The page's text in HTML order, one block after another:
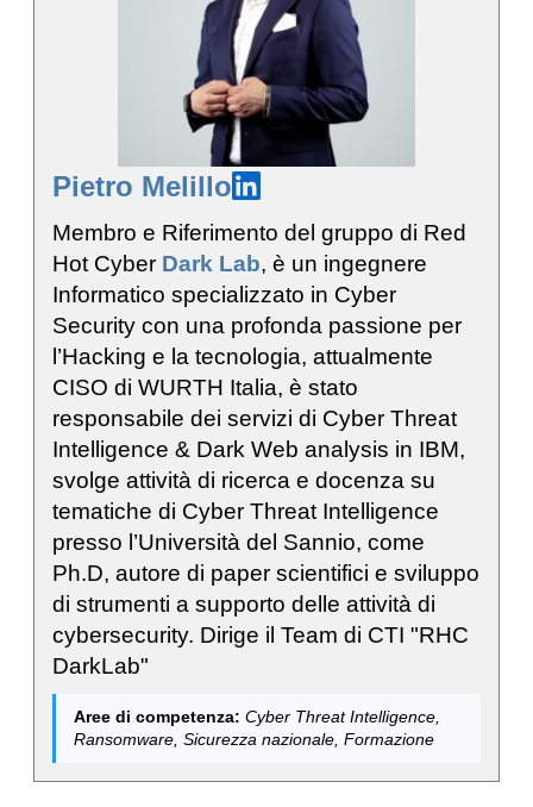
Pietro Melillo
Membro e Riferimento del gruppo di Red
Hot Cyber Dark Lab, è un ingegnere
Informatico specializzato in Cyber
Security con una profonda passione per
l’Hacking e la tecnologia, attualmente
CISO di WURTH Italia, è stato
responsabile dei servizi di Cyber Threat
Intelligence & Dark Web analysis in IBM,
svolge attività di ricerca e docenza su
tematiche di Cyber Threat Intelligence
presso l’Università del Sannio, come
Ph.D, autore di paper scientifici e sviluppo
di strumenti a supporto delle attività di
cybersecurity. Dirige il Team di CTI "RHC
DarkLab"
Aree di competenza: Cyber Threat Intelligence,
Ransomware, Sicurezza nazionale, Formazione